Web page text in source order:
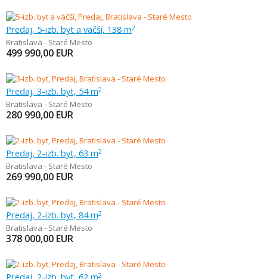
Predaj, 5-izb. byt a väčší, 138 m2
Bratislava - Staré Mesto
499 990,00 EUR
Predaj, 3-izb. byt, 54 m2
Bratislava - Staré Mesto
280 990,00 EUR
Predaj, 2-izb. byt, 63 m2
Bratislava - Staré Mesto
269 990,00 EUR
Predaj, 2-izb. byt, 84 m2
Bratislava - Staré Mesto
378 000,00 EUR
Predaj, 2-izb. byt, 62 m2